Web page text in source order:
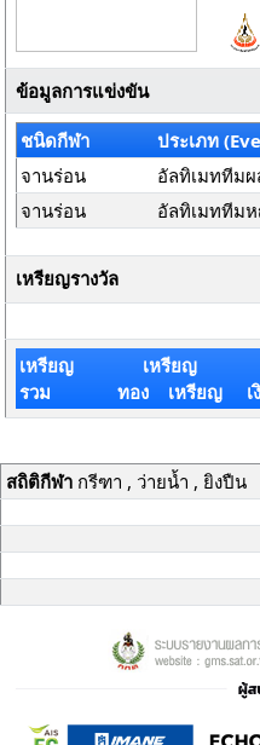
ข้อมูลการแข่งขัน
ชนิดกีฬา
ประเภท
จานร่อน
อัลทิเมททีม
จานร่อน
อัลทิเมททีม
เหรียญรางวัล
เหรียญ
รวม
เหรียญ
ทอง เหรียญ
สถิติกีฬากรีฑา , ว่ายน้ำ , ยิงปืน